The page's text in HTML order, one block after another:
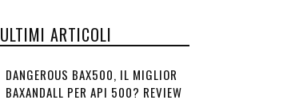
ULTIMI ARTICOLI
DANGEROUS BAX500, IL MIGLIOR
BAXANDALL PER API 500? REVIEW